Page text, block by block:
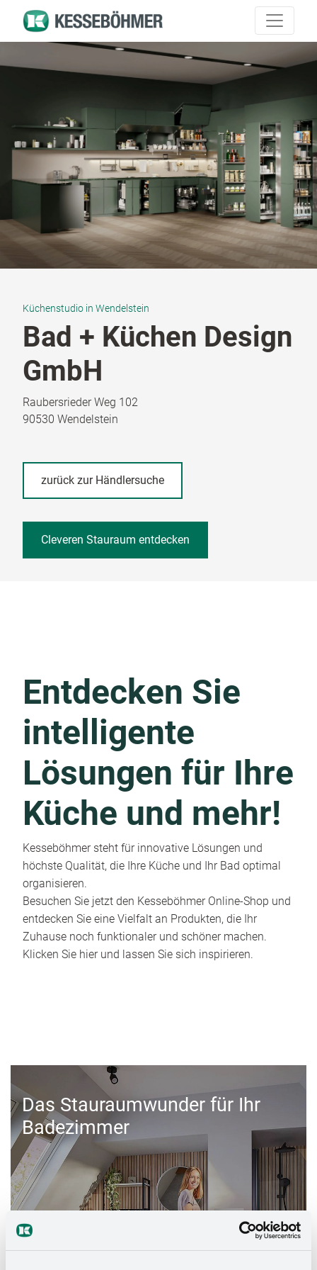
Küchenstudio in Wendelstein
Bad + Küchen Design
GmbH
Raubersrieder Weg 102
90530 Wendelstein
zurück zur Händlersuche
Cleveren Stauraum entdecken
Entdecken Sie
intelligente
Lösungen für Ihre
Küche und mehr!
Kesseböhmer steht für innovative Lösungen und
höchste Qualität, die Ihre Küche und Ihr Bad optimal
organisieren.
Besuchen Sie jetzt den Kesseböhmer Online-Shop und
entdecken Sie eine Vielfalt an Produkten, die Ihr
Zuhause noch funktionaler und schöner machen.
Klicken Sie hier und lassen Sie sich inspirieren.
Das Stauraumwunder für Ihr
Badezimmer